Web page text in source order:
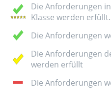
Die Anforderungen
Klasse werden erfüllt.
Die Anforderungen
Die Anforderungen
werden erfüllt
Die Anforderungen